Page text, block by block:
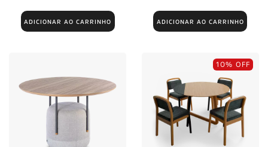
ADICIONAR AO CARRINHO ADICIONAR AO CARRINHO
10% OFF